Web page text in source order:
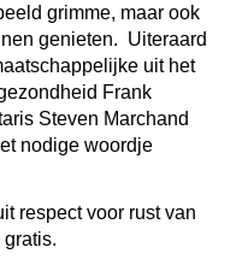
grimme, maar ook
genieten. Uiteraard
uit het
Frank
Steven Marchand
nodige woordje
respect voor rust van